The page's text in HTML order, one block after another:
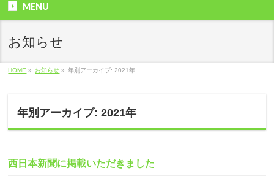
MENU
お知らせ
HOME » お知らせ » 年別アーカイブ: 2021年
年別アーカイブ: 2021年
西日本新聞に掲載いただきました